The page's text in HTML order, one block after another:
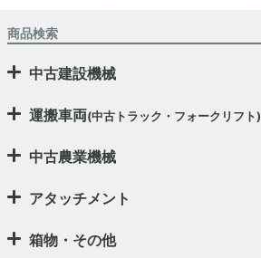
商品検索
中古建設機械
運搬車両(中古トラック・フォークリフト)
中古農業機械
アタッチメント
箱物・その他